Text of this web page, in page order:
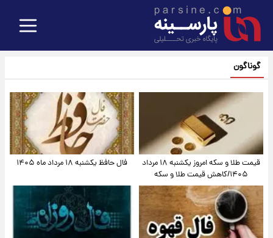
گوناگون
قیمت طلا و سکه امروز یکشنبه ۱۸ مرداد
۱۴۰۵/کاهش قیمت طلا و سکه
فال حافظ یکشنبه ۱۸ مرداد ماه ۱۴۰۵